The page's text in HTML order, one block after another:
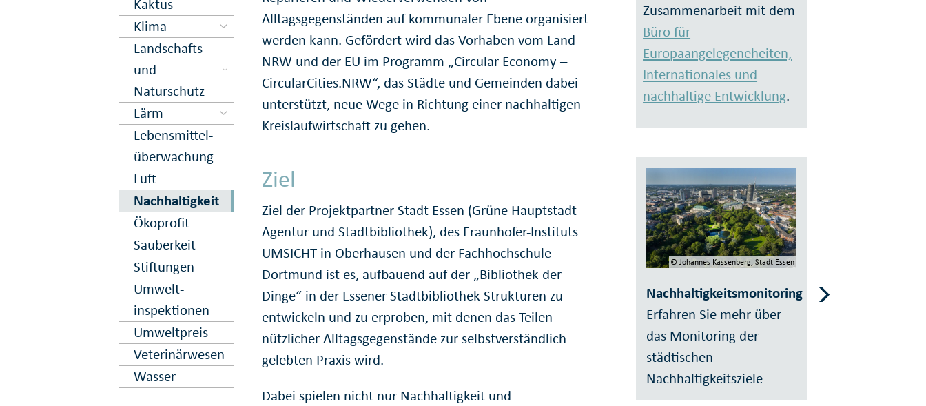
Kaktus
Klima
Landschafts-
und
Naturschutz
Lärm
Lebens­mittel­
über­wachung
Luft
Nachhaltig­keit
Ökoprofit
Sauberkeit
Stiftungen
Umwelt­
inspektionen
Umweltpreis
Veterinär­wesen
Wasser
Alltagsgegenständen auf kommunaler Ebene organisiert
werden kann. Gefördert wird das Vorhaben vom Land
NRW und der EU im Programm „Circular Economy –
CircularCities.NRW“, das Städte und Gemeinden dabei
unterstützt, neue Wege in Richtung einer nachhaltigen
Kreislaufwirtschaft zu gehen.
Ziel
Ziel der Projektpartner Stadt Essen (Grüne Hauptstadt
Agentur und Stadtbibliothek), des Fraunhofer-Instituts
UMSICHT in Oberhausen und der Fachhochschule
Dortmund ist es, aufbauend auf der „Bibliothek der
Dinge“ in der Essener Stadtbibliothek Strukturen zu
entwickeln und zu erproben, mit denen das Teilen
nützlicher Alltagsgegenstände zur selbstverständlich
gelebten Praxis wird.
Dabei spielen nicht nur Nachhaltigkeit und
Zusammenarbeit mit dem
Büro für
Europaangelegeneheiten,
Internationales und
nachhaltige Entwicklung.
© Johannes Kassenberg, Stadt Essen
Nachhaltigkeitsmonitoring
Erfahren Sie mehr über
das Monitoring der
städtischen
Nachhaltigkeitsziele